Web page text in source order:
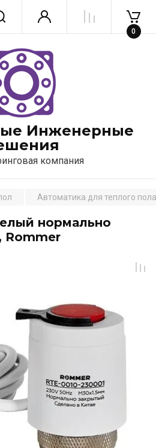
Инженерные
компания
0
Автоматика для теплого пола
нормально
Rommer